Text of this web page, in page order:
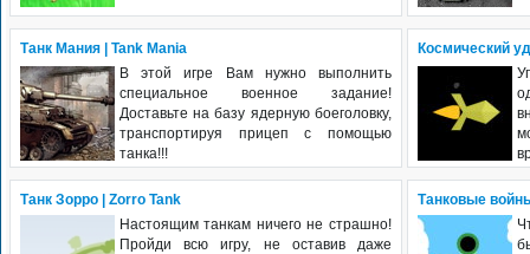
Танк Мания | Tank Mania
В этой игре Вам нужно выполнить
специальное военное задание!
Доставьте на базу ядерную боеголовку,
транспортируя прицеп с помощью
танка!!!
Космический
Танк Зорро | Zorro Tank
Настоящим танкам ничего не страшно!
Пройди всю игру, не оставив даже
Танковые